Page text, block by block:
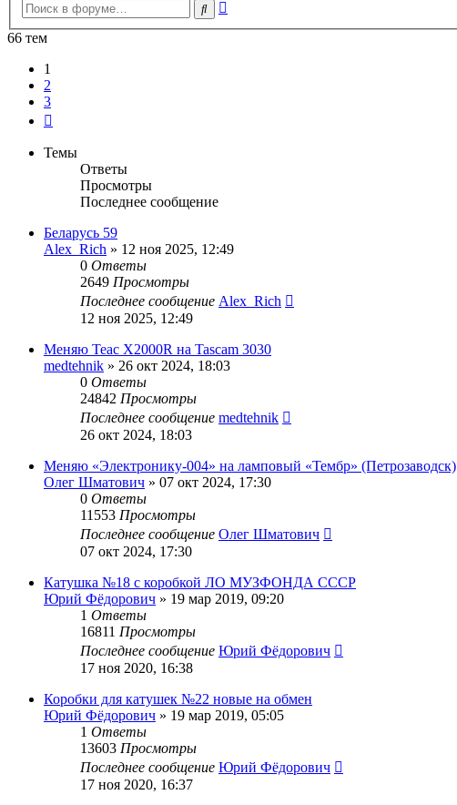
Поиск
66 тем
1
2
3
Темы
Ответы
Просмотры
Последнее сообщение
Беларусь 59
Alex_Rich » 12 ноя 2025, 12:49
0 Ответы
2649 Просмотры
Последнее сообщение Alex_Rich
12 ноя 2025, 12:49
Меняю Teac X2000R на Tascam 3030
medtehnik » 26 окт 2024, 18:03
0 Ответы
24842 Просмотры
Последнее сообщение medtehnik
26 окт 2024, 18:03
Меняю «Электронику-004» на ламповый «Тембр» (Петрозаводск)
Олег Шматович » 07 окт 2024, 17:30
0 Ответы
11553 Просмотры
Последнее сообщение Олег Шматович
07 окт 2024, 17:30
Катушка №18 с коробкой ЛО МУЗФОНДА СССР
Юрий Фёдорович » 19 мар 2019, 09:20
1 Ответы
16811 Просмотры
Последнее сообщение Юрий Фёдорович
17 ноя 2020, 16:38
Коробки для катушек №22 новые на обмен
Юрий Фёдорович » 19 мар 2019, 05:05
1 Ответы
13603 Просмотры
Последнее сообщение Юрий Фёдорович
17 ноя 2020, 16:37